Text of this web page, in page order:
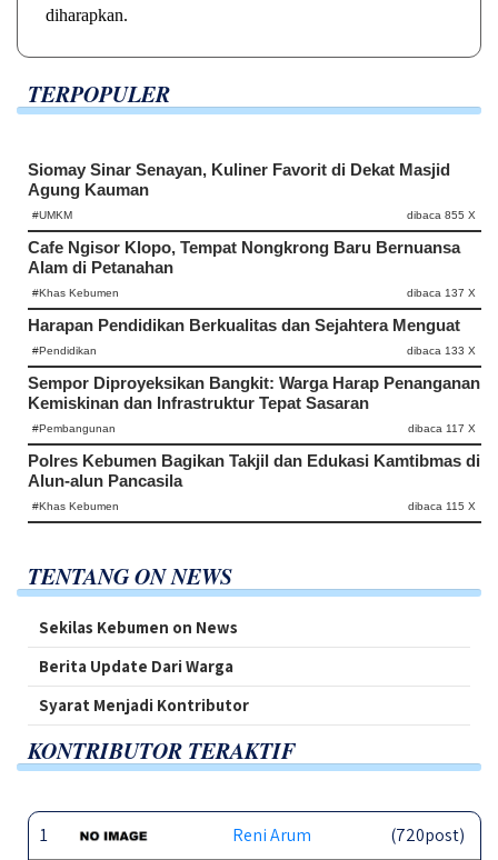
diharapkan.
TERPOPULER
Siomay Sinar Senayan, Kuliner Favorit di Dekat Masjid
Agung Kauman
#UMKM dibaca 855 X
Cafe Ngisor Klopo, Tempat Nongkrong Baru Bernuansa
Alam di Petanahan
#Khas Kebumen dibaca 137 X
Harapan Pendidikan Berkualitas dan Sejahtera Menguat
#Pendidikan dibaca 133 X
Sempor Diproyeksikan Bangkit: Warga Harap Penanganan
Kemiskinan dan Infrastruktur Tepat Sasaran
#Pembangunan dibaca 117 X
Polres Kebumen Bagikan Takjil dan Edukasi Kamtibmas di
Alun-alun Pancasila
#Khas Kebumen dibaca 115 X
TENTANG ON NEWS
Sekilas Kebumen on News
Berita Update Dari Warga
Syarat Menjadi Kontributor
KONTRIBUTOR TERAKTIF
1 Reni Arum (720post)